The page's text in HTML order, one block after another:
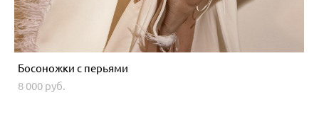
Босоножки с перьями
8 000 pуб.